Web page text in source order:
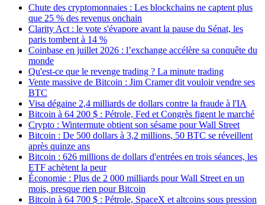
Chute des cryptomonnaies : Les blockchains ne captent plus
que 25 % des revenus onchain
Clarity Act : le vote s'évapore avant la pause du Sénat, les
paris tombent à 14 %
Coinbase en juillet 2026 : l’exchange accélère sa conquête du
monde
Qu'est-ce que le revenge trading ? La minute trading
Vente massive de Bitcoin : Jim Cramer dit vouloir vendre ses
BTC
Visa dégaine 2,4 milliards de dollars contre la fraude à l'IA
Bitcoin à 64 200 $ : Pétrole, Fed et Congrès figent le marché
Crypto : Wintermute obtient son sésame pour Wall Street
Bitcoin : De 500 dollars à 3,2 millions, 50 BTC se réveillent
après quinze ans
Bitcoin : 626 millions de dollars d'entrées en trois séances, les
ETF achètent la peur
Économie : Plus de 2 000 milliards pour Wall Street en un
mois, presque rien pour Bitcoin
Bitcoin à 64 700 $ : Pétrole, SpaceX et altcoins sous pression